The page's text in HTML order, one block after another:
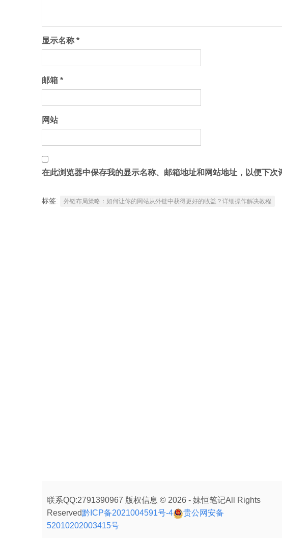
标签: 外链布局策略：如何让你的网站从外链中获得更好的收益？详细操作解决教程
显示名称 *
邮箱 *
网站
在此浏览器中保存我的显示名称、邮箱地址和网站地址，以便下次
联系QQ:2791390967 版权信息 © 2026 - 妹恒笔记All Rights
Reserved黔ICP备2021004591号-4
贵公网安备
52010202003415号